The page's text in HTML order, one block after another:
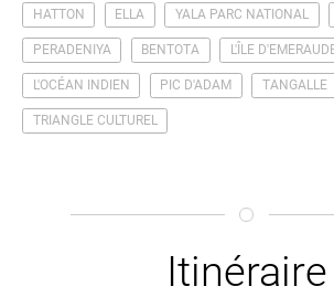
HATTON ELLA YALA PARC NATIONAL
PERADENIYA BENTOTA L'ÎLE
L'OCÉAN INDIEN PIC D'ADAM TANGALLE
TRIANGLE CULTUREL
Itinéraire